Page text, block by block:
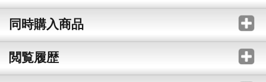
同時購入商品
閲覧履歴